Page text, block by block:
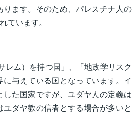
ります。そのため、パレスチナ人の
ています。
レム）を持つ国」、「地政学リスク
与えている国となっています。イ
た国家ですが、ユダヤ人の定義は
ダヤ教の信者とする場合が多いと